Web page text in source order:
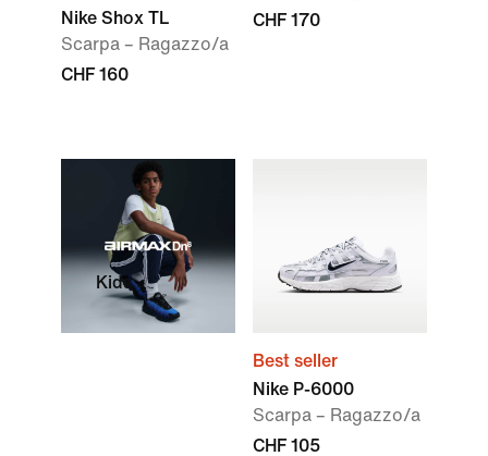
Nike Shox TL
Scarpa – Ragazzo/a
CHF 160
CHF 170
Kids
Best seller
Nike P-6000
Scarpa – Ragazzo/a
CHF 105